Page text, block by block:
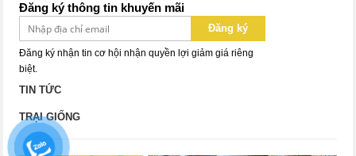
Đăng ký thông tin khuyến mãi
Đăng ký
Đăng ký nhận tin cơ hội nhận quyền lợi giảm giá riêng
biệt.
TIN TỨC
TRẠI GIỐNG